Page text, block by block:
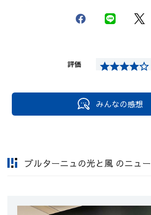
評価
みんなの感想
ブルターニュの光と風 のニュ